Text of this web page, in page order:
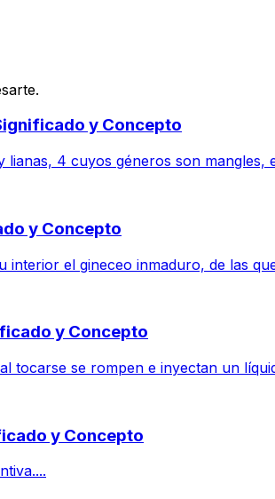
y Concepto
4 cuyos géneros son mangles,
y Concepto
interior el gineceo inmaduro, de las
y Concepto
tocarse se rompen e inyectan un
y Concepto